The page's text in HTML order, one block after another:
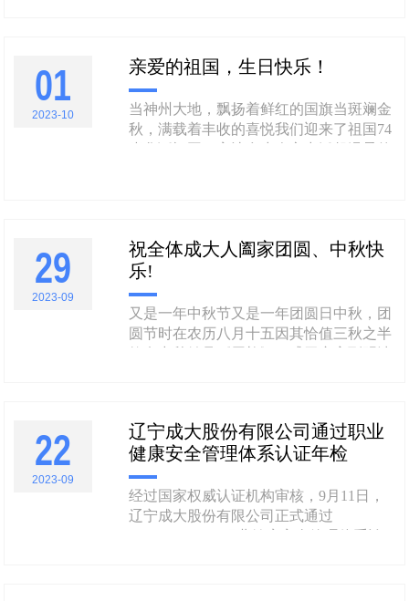
比赛地点：大连市民健身中心（一二九
街）三、比......
01
2023-10
亲爱的祖国，生日快乐！
当神州大地，飘扬着鲜红的国旗当斑斓金
秋，满载着丰收的喜悦我们迎来了祖国74
洪流今日中国江山壮丽、前程远大亿万中
华儿女团结一心、豪情满怀意......
29
2023-09
祝全体成大人阖家团圆、中秋快
乐!
又是一年中秋节又是一年团圆日中秋，团
圆节时在农历八月十五因其恰值三秋之半
长久，千里共婵娟”......在千百年的历史嬗
变中团圆，是中秋亘古不变的主题 今年
的中秋节是成大人......
22
2023-09
辽宁成大股份有限公司通过职业
健康安全管理体系认证年检
经过国家权威认证机构审核，9月11日，
辽宁成大股份有限公司正式通过